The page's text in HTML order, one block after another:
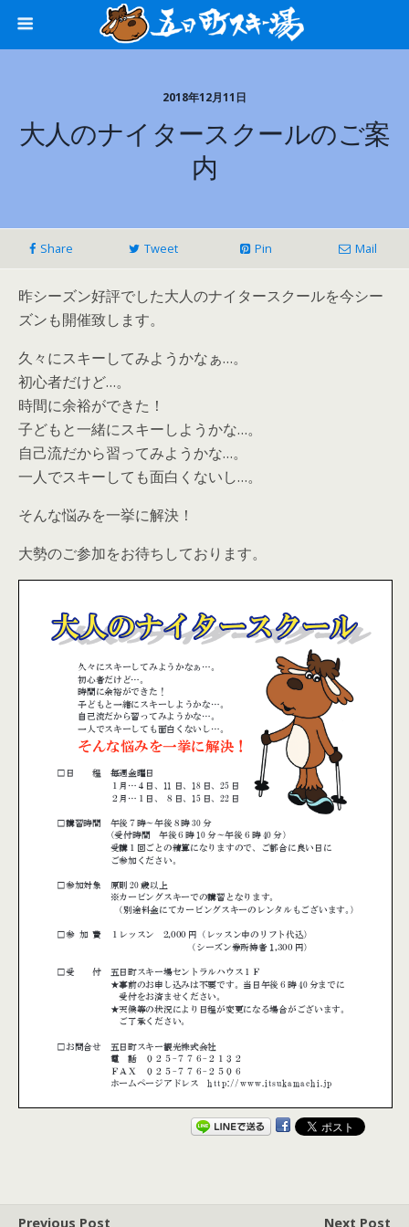
2018年12月11日
大人のナイタースクールのご案
内
Share Tweet Pin Mail
昨シーズン好評でした大人のナイタースクールを今シー
ズンも開催致します。
久々にスキーしてみようかなぁ…。
初心者だけど…。
時間に余裕ができた！
子どもと一緒にスキーしようかな…。
自己流だから習ってみようかな…。
一人でスキーしても面白くないし…。
そんな悩みを一挙に解決！
大勢のご参加をお待ちしております。
Previous Post Next Post